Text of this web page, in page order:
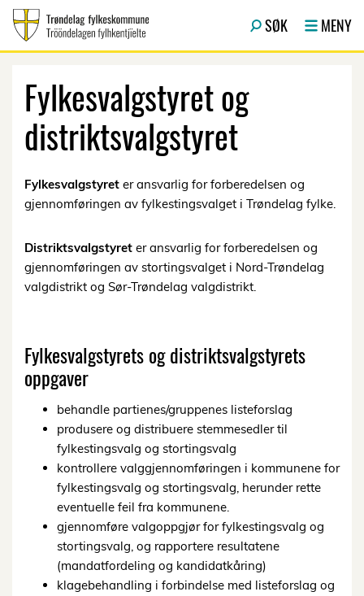
SØK MENY
Fylkesvalgstyret og
distriktsvalgstyret
Fylkesvalgstyret er ansvarlig for forberedelsen og
gjennomføringen av fylkestingsvalget i Trøndelag fylke.
Distriktsvalgstyret er ansvarlig for forberedelsen og
gjennomføringen av stortingsvalget i Nord-Trøndelag
valgdistrikt og Sør-Trøndelag valgdistrikt.
Fylkesvalgstyrets og distriktsvalgstyrets
oppgaver
behandle partienes/gruppenes listeforslag
produsere og distribuere stemmesedler til
fylkestingsvalg og stortingsvalg
kontrollere valggjennomføringen i kommunene for
fylkestingsvalg og stortingsvalg, herunder rette
eventuelle feil fra kommunene.
gjennomføre valgoppgjør for fylkestingsvalg og
stortingsvalg, og rapportere resultatene
(mandatfordeling og kandidatkåring)
klagebehandling i forbindelse med listeforslag og